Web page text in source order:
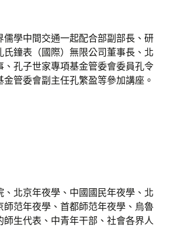
儒學中間交通一起配合部副部長、研
氏鐘表（國際）無限公司董事長、北
、孔子世家專項基金管委會委員孔令
管委會副主任孔繁盈等參加講座。
、北京年夜學、中國國民年夜學、北
師范年夜學、首都師范年夜學、烏魯
師生代表、中青年干部、社會各界人